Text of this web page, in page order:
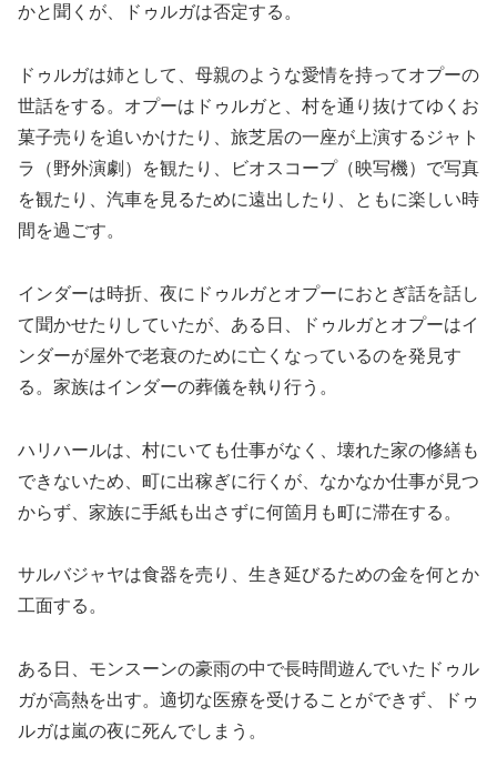
かと聞くが、ドゥルガは否定する。
ドゥルガは姉として、母親のような愛情を持ってオプーの
世話をする。オプーはドゥルガと、村を通り抜けてゆくお
菓子売りを追いかけたり、旅芝居の一座が上演するジャト
ラ（野外演劇）を観たり、ビオスコープ（映写機）で写真
を観たり、汽車を見るために遠出したり、ともに楽しい時
間を過ごす。
インダーは時折、夜にドゥルガとオプーにおとぎ話を話し
て聞かせたりしていたが、ある日、ドゥルガとオプーはイ
ンダーが屋外で老衰のために亡くなっているのを発見す
る。家族はインダーの葬儀を執り行う。
ハリハールは、村にいても仕事がなく、壊れた家の修繕も
できないため、町に出稼ぎに行くが、なかなか仕事が見つ
からず、家族に手紙も出さずに何箇月も町に滞在する。
サルバジャヤは食器を売り、生き延びるための金を何とか
工面する。
ある日、モンスーンの豪雨の中で長時間遊んでいたドゥル
ガが高熱を出す。適切な医療を受けることができず、ドゥ
ルガは嵐の夜に死んでしまう。